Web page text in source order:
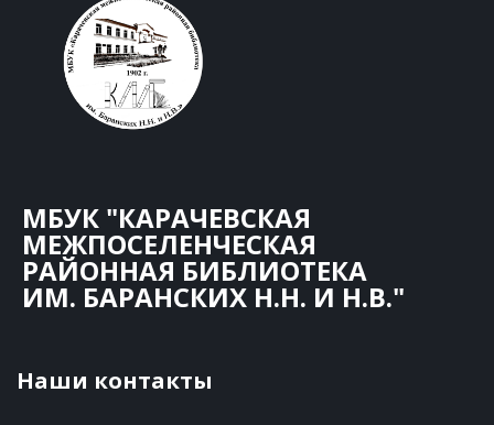
МБУК "КАРАЧЕВСКАЯ
МЕЖПОСЕЛЕНЧЕСКАЯ
РАЙОННАЯ БИБЛИОТЕКА
ИМ. БАРАНСКИХ Н.Н. И Н.В."
Наши контакты